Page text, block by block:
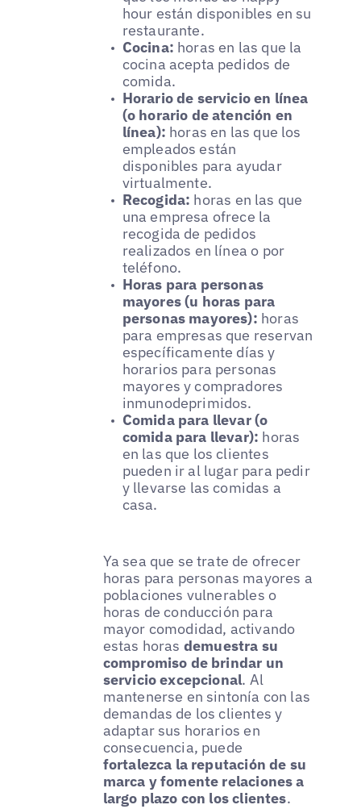
hour están disponibles en su
restaurante.
Cocina: horas en las que la
cocina acepta pedidos de
comida.
Horario de servicio en línea
(o horario de atención en
línea): horas en las que los
empleados están
disponibles para ayudar
virtualmente.
Recogida: horas en las que
una empresa ofrece la
recogida de pedidos
realizados en línea o por
teléfono.
Horas para personas
mayores (u horas para
personas mayores): horas
para empresas que reservan
específicamente días y
horarios para personas
mayores y compradores
inmunodeprimidos.
Comida para llevar (o
comida para llevar): horas
en las que los clientes
pueden ir al lugar para pedir
y llevarse las comidas a
casa.
Ya sea que se trate de ofrecer
horas para personas mayores a
poblaciones vulnerables o
horas de conducción para
mayor comodidad, activando
estas horas demuestra su
compromiso de brindar un
servicio excepcional. Al
mantenerse en sintonía con las
demandas de los clientes y
adaptar sus horarios en
consecuencia, puede
fortalezca la reputación de su
marca y fomente relaciones a
largo plazo con los clientes.